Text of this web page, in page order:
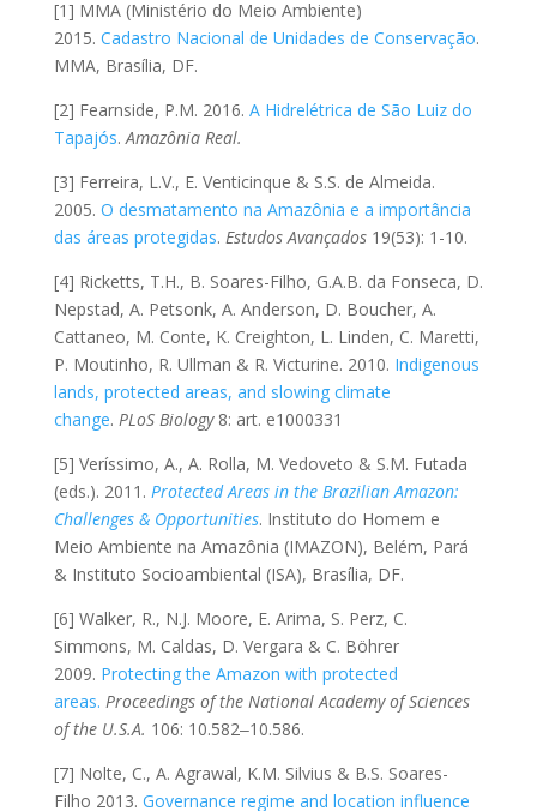
[1] MMA (Ministério do Meio Ambiente)
2015. Cadastro Nacional de Unidades de Conservação.
MMA, Brasília, DF.
[2] Fearnside, P.M. 2016. A Hidrelétrica de São Luiz do
Tapajós.Amazônia Real.
[3] Ferreira, L.V., E. Venticinque & S.S. de Almeida.
2005. O desmatamento na Amazônia e a importância
das áreas protegidas. Estudos Avançados19(53): 1-10.
[4] Ricketts, T.H., B. Soares-Filho, G.A.B. da Fonseca, D.
Nepstad, A. Petsonk, A. Anderson, D. Boucher, A.
Cattaneo, M. Conte, K. Creighton, L. Linden, C. Maretti,
P. Moutinho, R. Ullman & R. Victurine. 2010. Indigenous
lands, protected areas, and slowing climate
change. PLoS Biology 8: art. e1000331
[5] Veríssimo, A., A. Rolla, M. Vedoveto & S.M. Futada
(eds.). 2011. Protected Areas in the Brazilian Amazon:
Challenges & Opportunities. Instituto do Homem e
Meio Ambiente na Amazônia (IMAZON), Belém, Pará
& Instituto Socioambiental (ISA), Brasília, DF.
[6] Walker, R., N.J. Moore, E. Arima, S. Perz, C.
Simmons, M. Caldas, D. Vergara & C. Böhrer
2009. Protecting the Amazon with protected
areas. Proceedings of the National Academy of Sciences
of the U.S.A. 106: 10.582‒10.586.
[7] Nolte, C., A. Agrawal, K.M. Silvius & B.S. Soares-
Filho 2013. Governance regime and location influence